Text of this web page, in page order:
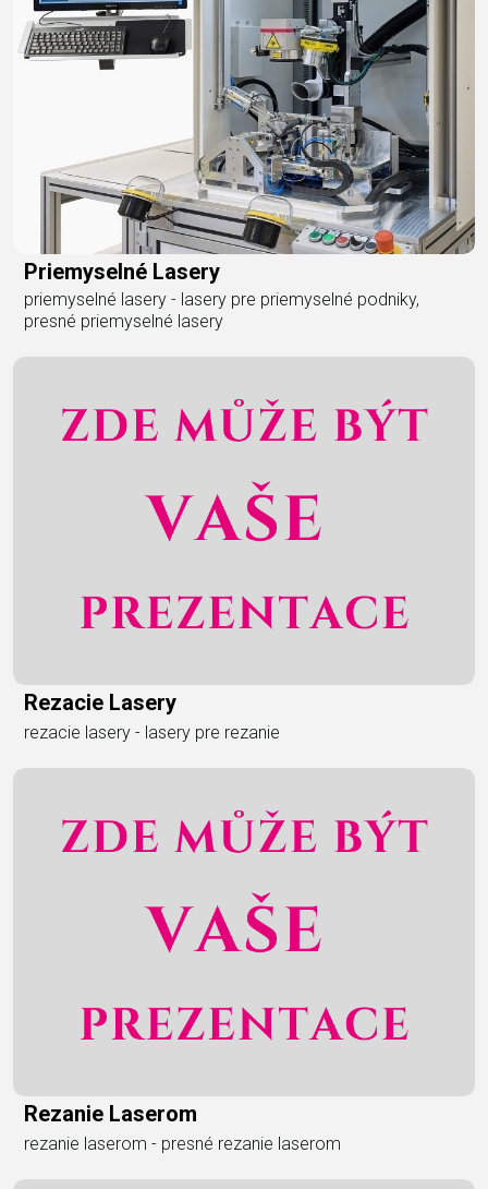
Priemyselné Lasery
priemyselné lasery - lasery pre priemyselné podniky,
presné priemyselné lasery
Rezacie Lasery
rezacie lasery - lasery pre rezanie
Rezanie Laserom
rezanie laserom - presné rezanie laserom